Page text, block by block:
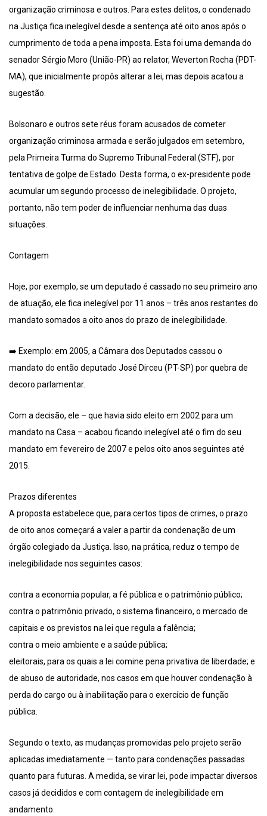
organização criminosa e outros. Para estes delitos, o condenado
na Justiça fica inelegível desde a sentença até oito anos após o
cumprimento de toda a pena imposta. Esta foi uma demanda do
senador Sérgio Moro (União-PR) ao relator, Weverton Rocha (PDT-
MA), que inicialmente propôs alterar a lei, mas depois acatou a
sugestão.
Bolsonaro e outros sete réus foram acusados de cometer
organização criminosa armada e serão julgados em setembro,
pela Primeira Turma do Supremo Tribunal Federal (STF), por
tentativa de golpe de Estado. Desta forma, o ex-presidente pode
acumular um segundo processo de inelegibilidade. O projeto,
portanto, não tem poder de influenciar nenhuma das duas
situações.
Contagem
Hoje, por exemplo, se um deputado é cassado no seu primeiro ano
de atuação, ele fica inelegível por 11 anos – três anos restantes do
mandato somados a oito anos do prazo de inelegibilidade.
➡️ Exemplo: em 2005, a Câmara dos Deputados cassou o
mandato do então deputado José Dirceu (PT-SP) por quebra de
decoro parlamentar.
Com a decisão, ele – que havia sido eleito em 2002 para um
mandato na Casa – acabou ficando inelegível até o fim do seu
mandato em fevereiro de 2007 e pelos oito anos seguintes até
2015.
Prazos diferentes
A proposta estabelece que, para certos tipos de crimes, o prazo
de oito anos começará a valer a partir da condenação de um
órgão colegiado da Justiça. Isso, na prática, reduz o tempo de
inelegibilidade nos seguintes casos:
contra a economia popular, a fé pública e o patrimônio público;
contra o patrimônio privado, o sistema financeiro, o mercado de
capitais e os previstos na lei que regula a falência;
contra o meio ambiente e a saúde pública;
eleitorais, para os quais a lei comine pena privativa de liberdade; e
de abuso de autoridade, nos casos em que houver condenação à
perda do cargo ou à inabilitação para o exercício de função
pública.
Segundo o texto, as mudanças promovidas pelo projeto serão
aplicadas imediatamente — tanto para condenações passadas
quanto para futuras. A medida, se virar lei, pode impactar diversos
casos já decididos e com contagem de inelegibilidade em
andamento.